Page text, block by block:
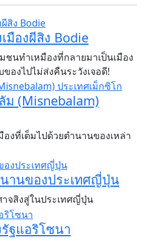
มืองผีสิง Bodie
ชนทำเหมืองที่กลายมาเป็นเมือง
องไปไม่ส่งคืนระวังเจอดี!
ม (Misnebalam)
งที่เต็มไปด้วยตำนานของเหล่า
านของประเทศญี่ปุ่น
จสิงสู่ในประเทศญี่ปุ่น
ฐแอริโซนา